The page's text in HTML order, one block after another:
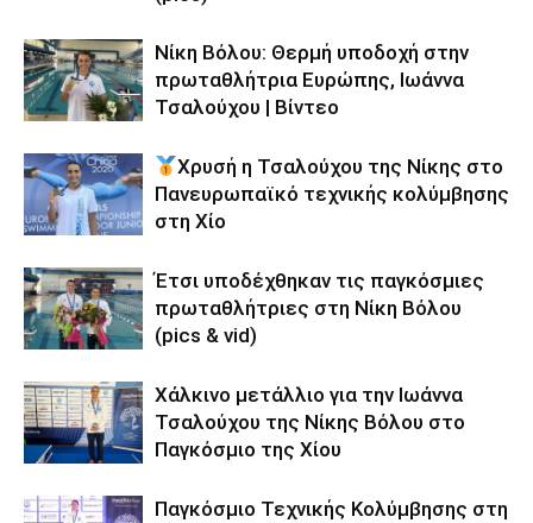
Νίκη Βόλου: Θερμή υποδοχή στην
πρωταθλήτρια Ευρώπης, Ιωάννα
Τσαλούχου | Βίντεο
Χρυσή η Τσαλούχου της Νίκης στο
Πανευρωπαϊκό τεχνικής κολύμβησης
στη Χίο
Έτσι υποδέχθηκαν τις παγκόσμιες
πρωταθλήτριες στη Νίκη Βόλου
(pics & vid)
Χάλκινο μετάλλιο για την Ιωάννα
Τσαλούχου της Νίκης Βόλου στο
Παγκόσμιο της Χίου
Παγκόσμιο Τεχνικής Κολύμβησης στη